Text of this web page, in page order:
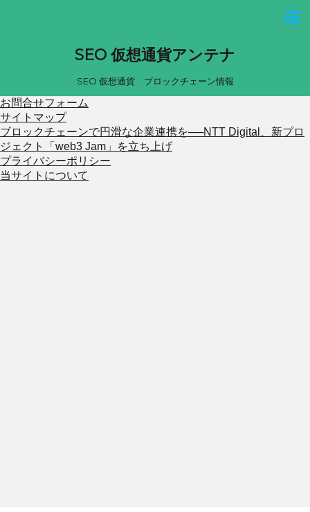
SEO 仮想通貨アンテナ
SEO 仮想通貨 ブロックチェーン情報
お問合せフォーム
サイトマップ
ブロックチェーンで円滑な企業連携を──NTT Digital、新プロ
ジェクト「web3 Jam」を立ち上げ
プライバシーポリシー
当サイトについて